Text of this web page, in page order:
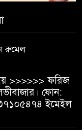
সীমিত করতে
রুমেল
>>>>>> ফরিজ
ফোন:
ইমেইল